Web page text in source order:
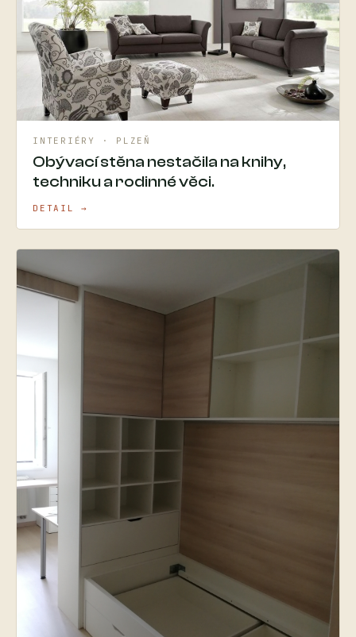
INTERIÉRY · PLZEŇ
Obývací stěna nestačila na knihy,
techniku a rodinné věci.
DETAIL →